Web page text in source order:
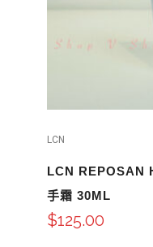
LCN
LCN REPOSAN
手霜 30ML
$125.00